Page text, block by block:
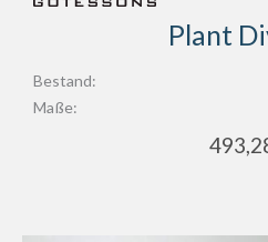
Plant
Bestand:
Maße: